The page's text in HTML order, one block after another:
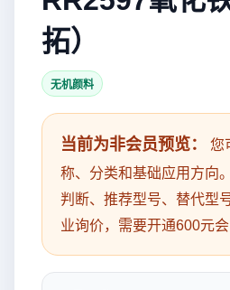
拓）
无机颜料
当前为非会员预览：
您
称、分类和基础应用方向
判断、推荐型号、替代型
业询价，需要开通600元会